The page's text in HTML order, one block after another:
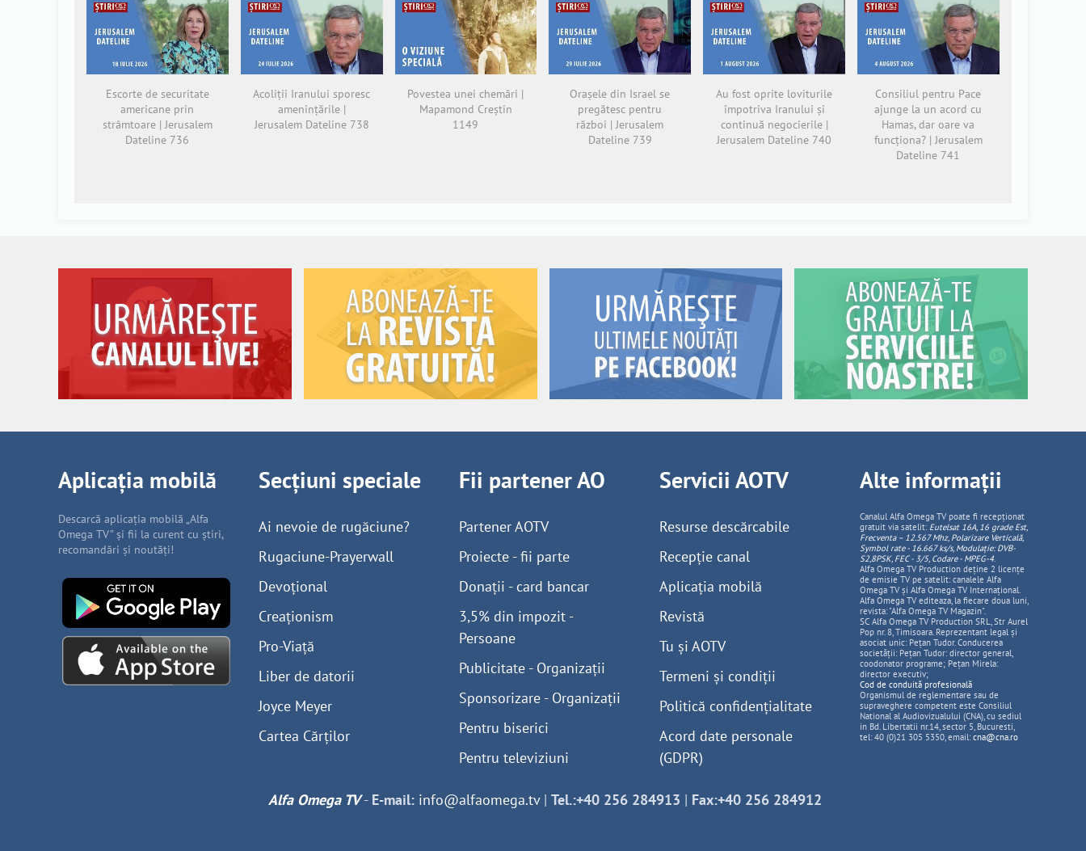
Escorte de securitate
americane prin
strâmtoare | Jerusalem
Dateline 736
Acoliții Iranului sporesc
amenințările |
Jerusalem Dateline 738
Povestea unei chemări |
Mapamond Creștin
1149
Orașele din Israel se
pregătesc pentru
război | Jerusalem
Dateline 739
Au fost oprite loviturile
împotriva Iranului și
continuă negocierile |
Jerusalem Dateline 740
Consiliul pentru Pace
ajunge la un acord cu
Hamas, dar oare va
funcționa? | Jerusalem
Dateline 741
Aplicația mobilă
Descarcă aplicația mobilă „Alfa
Omega TV” și fii la curent cu știri,
recomandări și noutăți!
Secțiuni speciale
Ai nevoie de rugăciune?
Rugaciune-Prayerwall
Devoțional
Creaționism
Pro-Viață
Liber de datorii
Joyce Meyer
Cartea Cărților
Fii partener AO
Partener AOTV
Proiecte - fii parte
Donații - card bancar
3,5% din impozit -
Persoane
Publicitate - Organizații
Sponsorizare - Organizații
Pentru biserici
Pentru televiziuni
Servicii AOTV
Resurse descărcabile
Recepție canal
Aplicația mobilă
Revistă
Tu și AOTV
Termeni și condiții
Politică confidențialitate
Acord date personale
(GDPR)
Alte informații
Canalul Alfa Omega TV poate fi recepționat
gratuit via satelit: Eutelsat 16A, 16 grade Est,
Frecventa – 12.567 Mhz, PolarizareVerticală,
Symbol rate - 16.667 ks/s, Modulație: DVB-
S2,8PSK, FEC - 3/5, Codare - MPEG-4.
Alfa Omega TV Production deține 2 licențe
de emisie TV pe satelit: canalele Alfa
Omega TV și Alfa Omega TV Internațional.
Alfa Omega TV editeaza, la fiecare doua luni,
revista: "Alfa Omega TV Magazin".
SC Alfa Omega TV Production SRL, Str Aurel
Pop nr. 8, Timisoara. Reprezentant legal și
asociat unic: Pețan Tudor. Conducerea
societății: Pețan Tudor: director general,
coodonator programe; Pețan Mirela:
director executiv;
Cod de conduită profesională
Organismul de reglementare sau de
supraveghere competent este Consiliul
National al Audiovizualului (CNA), cu sediul
in Bd. Libertatii nr.14, sector 5, Bucuresti,
tel: 40 (0)21 305 5350, email: cna@cna.ro
Alfa Omega TV- E-mail: info@alfaomega.tv| Tel.:+40 256 284913 | Fax:+40 256 284912